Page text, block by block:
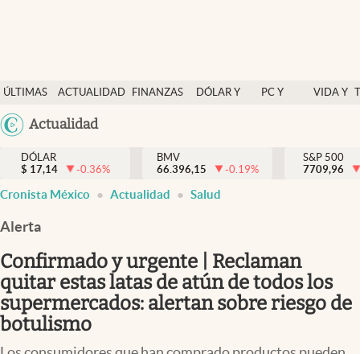
ÚLTIMAS
NOTICIAS
ACTUALIDAD
FINANZAS
DÓLAR Y
PC Y
VIDA Y
México
Actualidad
Actualidad
Finanzas y economía
Dólar y mercados
Pc y celular
Vida y estilo
DÓLAR
$ 17,14 -0.36%
BMV
66.396,15
-0.19%
S&P 500
7709,96
Cronista México Actualidad Salud
Alerta
Confirmado y urgente | Reclaman
quitar estas latas de atún de todos los
supermercados: alertan sobre riesgo de
botulismo